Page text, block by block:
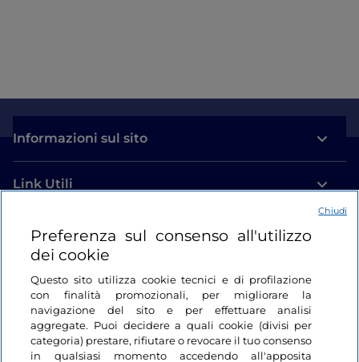
Informazioni sul sito
Link Utili
Login
Restiamo in contatto
Preferenza sul consenso all'utilizzo
dei cookie
Questo sito utilizza cookie tecnici e di profilazione
con finalità promozionali, per migliorare la
navigazione del sito e per effettuare analisi
aggregate. Puoi decidere a quali cookie (divisi per
categoria) prestare, rifiutare o revocare il tuo consenso
in qualsiasi momento accedendo all'apposita
Chiudi